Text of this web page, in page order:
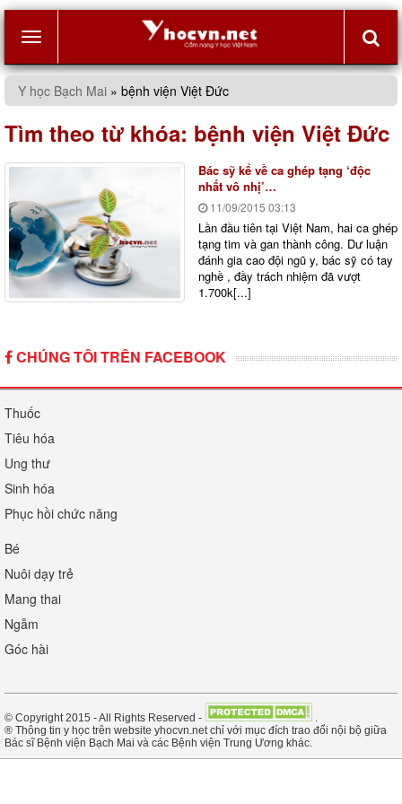
navigation
Y học Bạch Mai » bệnh viện Việt Đức
bệnh viện Việt Đức
Tìm theo từ khóa:
Bác sỹ kể về ca ghép tạng ‘độc
nhất vô nhị’…
11/09/2015 03:13
Lần đầu tiên tại Việt Nam, hai ca ghép
tạng tim và gan thành công. Dư luận
đánh gia cao đội ngũ y, bác sỹ có tay
nghề , đầy trách nhiệm đã vượt
1.700k[...]
CHÚNG TÔI TRÊN FACEBOOK
Thuốc
Tiêu hóa
Ung thư
Sinh hóa
Phục hồi chức năng
Bé
Nuôi dạy trẻ
Mang thai
Ngẫm
Góc hài
© Copyright 2015 - All Rights Reserved -
® Thông tin y học trên website yhocvn.net chỉ với mục đích trao đổi nội bộ giữa
Bác sĩ Bệnh viện Bạch Mai và các Bệnh viện Trung Ương khác.